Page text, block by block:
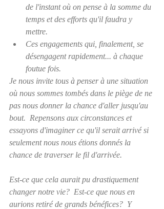
de l'instant où on pense à la somme du
temps et des efforts qu'il faudra y
mettre.
Ces engagements qui, finalement, se
désengagent rapidement... à chaque
foutue fois.
Je nous invite tous à penser à une situation
où nous sommes tombés dans le piège de ne
pas nous donner la chance d'aller jusqu'au
bout.  Repensons aux circonstances et
essayons d'imaginer ce qu'il serait arrivé si
seulement nous nous étions donnés la
chance de traverser le fil d'arrivée.
Est-ce que cela aurait pu drastiquement
changer notre vie?  Est-ce que nous en
aurions retiré de grands bénéfices?  Y